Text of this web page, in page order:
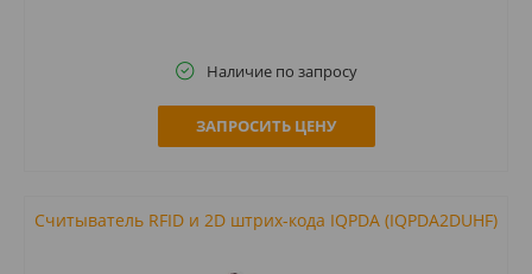
Наличие по запросу
ЗАПРОСИТЬ ЦЕНУ
Считыватель RFID и 2D штрих-кода IQPDA (IQPDA2DUHF)